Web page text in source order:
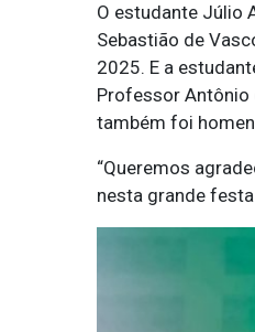
O estudante Júlio
Sebastião de
2025. E a
Professor Antônio
também foi
“Queremos
nesta grande